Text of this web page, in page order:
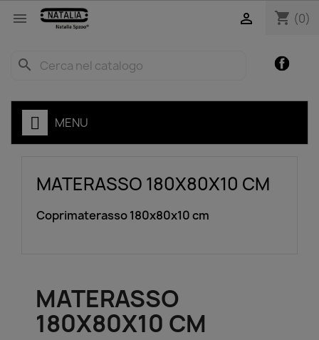
 shopping_cart (0)

search
MENU
MATERASSO 180X80X10 CM
Coprimaterasso 180x80x10 cm
MATERASSO
180X80X10 CM